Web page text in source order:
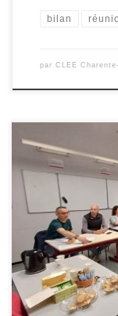
bilan
par CLEE
Le Greta de
Bocage dans ses
de l’activité du
OUSTELAND,
en 2023-2024 et